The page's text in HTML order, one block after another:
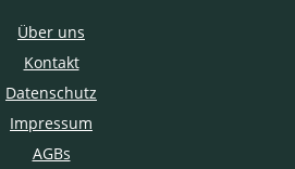
Über uns
Kontakt
Datenschutz
Impressum
AGBs